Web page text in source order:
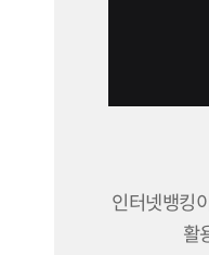
인터넷뱅킹
활